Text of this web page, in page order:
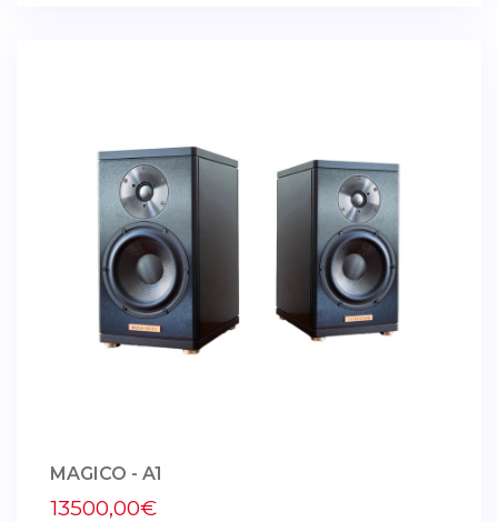
MAGICO - A1
13500,00€